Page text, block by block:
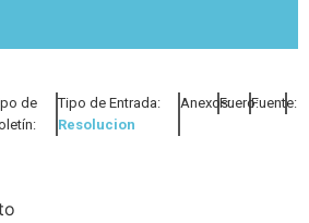
de
Tipo de Entrada:
Resolucion
Anexos:Fuero:Fuente: